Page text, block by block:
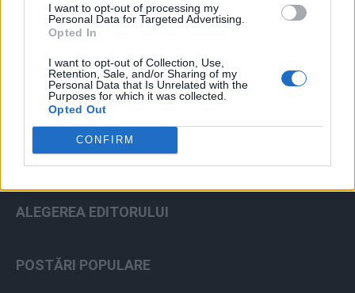
I want to opt-out of processing my
Personal Data for Targeted Advertising.
Opted In
I want to opt-out of Collection, Use,
Retention, Sale, and/or Sharing of my
Personal Data that Is Unrelated with the
Purposes for which it was collected.
Opted Out
CONFIRM
ad
ALEGEREA EDITORULUI
POSTĂRI POPULARE